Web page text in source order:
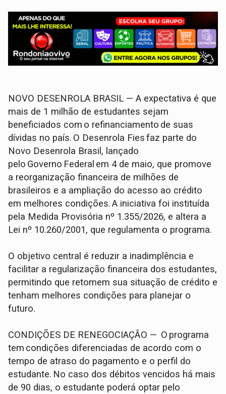
NOVO DESENROLA BRASIL — A expectativa é que
mais de 1 milhão de estudantes sejam
beneficiados com o refinanciamento de suas
dívidas no país. O Desenrola Fies faz parte do
Novo Desenrola Brasil, lançado
pelo Governo Federal em 4 de maio, que promove
a reorganização financeira de milhões de
brasileiros e a ampliação do acesso ao crédito
em melhores condições. A iniciativa foi instituída
pela Medida Provisória nº 1.355/2026, e altera a
Lei nº 10.260/2001, que regulamenta o programa.
O objetivo central é reduzir a inadimplência e
facilitar a regularização financeira dos estudantes,
permitindo que retomem sua situação de crédito e
tenham melhores condições para planejar o
futuro.
CONDIÇÕES DE RENEGOCIAÇÃO — O programa
tem condições diferenciadas de acordo com o
tempo de atraso do pagamento e o perfil do
estudante. No caso dos débitos vencidos há mais
de 90 dias, o estudante poderá optar pelo